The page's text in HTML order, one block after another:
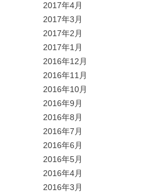
2017年4月
2017年3月
2017年2月
2017年1月
2016年12月
2016年11月
2016年10月
2016年9月
2016年8月
2016年7月
2016年6月
2016年5月
2016年4月
2016年3月